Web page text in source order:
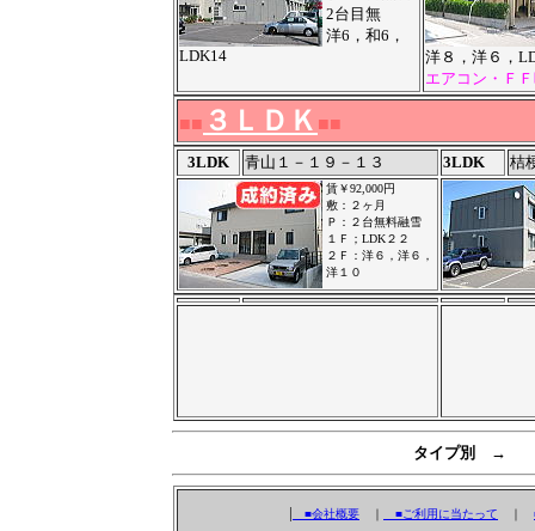
2台目無
洋6，和6，
LDK14
洋８，洋６，
エアコン・Ｆ
■■ ３ＬＤＫ ■■
3LDK 青山１－１９－１３ 3LDK 桔
賃￥92,000円
敷：２ヶ月
Ｐ：２台無料融雪
１Ｆ；LDK２２
２Ｆ：洋６，洋６，
洋１０
タイプ別 →
| ■会社概要 ｜ ■ご利用に当たって ｜